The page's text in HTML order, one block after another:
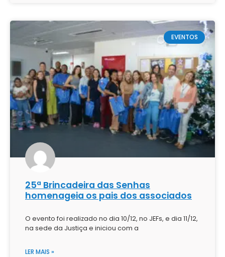
EVENTOS
25ª Brincadeira das Senhas
homenageia os pais dos associados
O evento foi realizado no dia 10/12, no JEFs, e dia 11/12,
na sede da Justiça e iniciou com a
LER MAIS »